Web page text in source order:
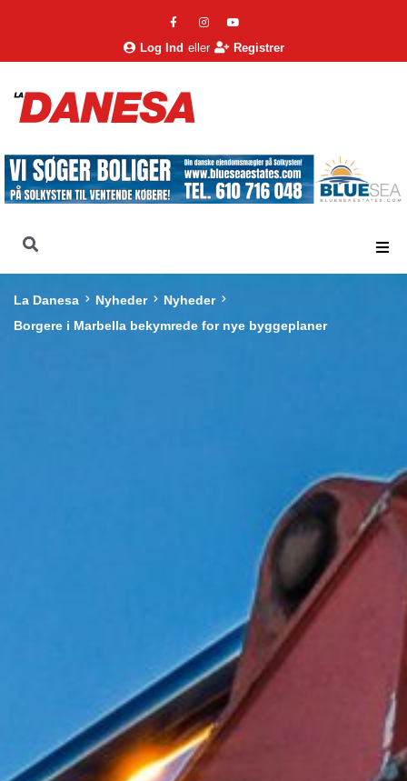
Log Ind eller Registrer
La Danesa Nyheder
Nyheder
Borgere i Marbella bekymrede for nye byggeplaner